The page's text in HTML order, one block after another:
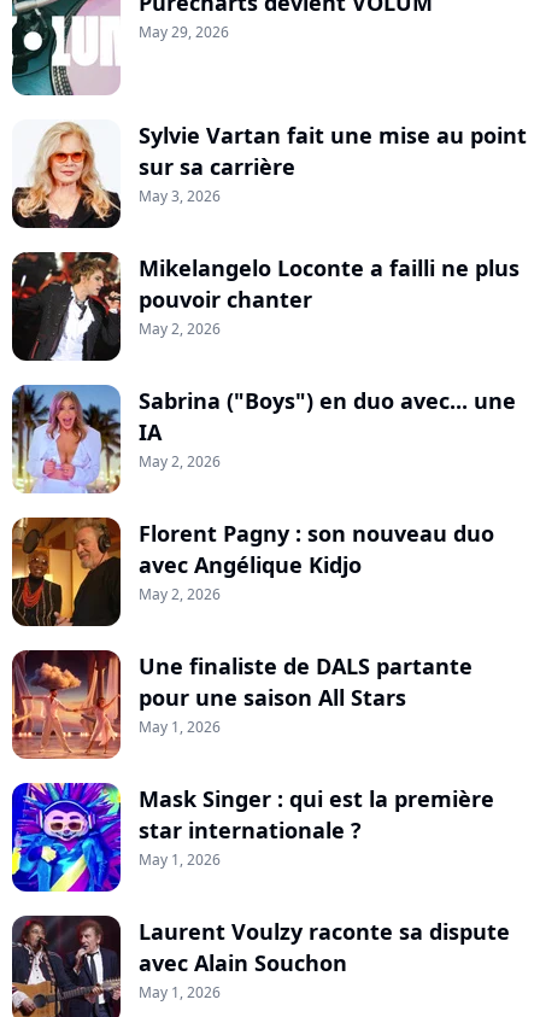
May 29, 2026
Sylvie Vartan fait une mise au point
sur sa carrière
May 3, 2026
Mikelangelo Loconte a failli ne plus
pouvoir chanter
May 2, 2026
Sabrina ("Boys") en duo avec... une
IA
May 2, 2026
Florent Pagny : son nouveau duo
avec Angélique Kidjo
May 2, 2026
Une finaliste de DALS partante
pour une saison All Stars
May 1, 2026
Mask Singer : qui est la première
star internationale ?
May 1, 2026
Laurent Voulzy raconte sa dispute
avec Alain Souchon
May 1, 2026